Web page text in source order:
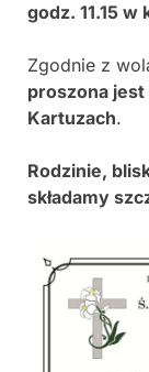
godz. 11.15 w
Zgodnie z
proszona jest
Kartuzach.
Rodzinie,
składamy